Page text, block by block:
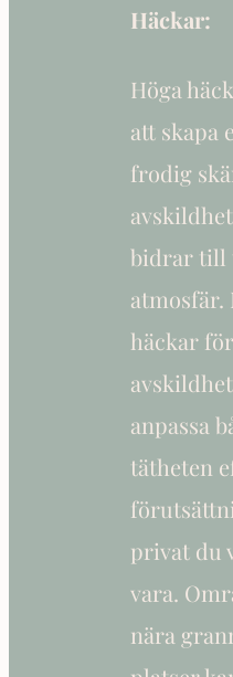
Häckar:
Höga
att skapa
frodig
bidrar till
atmosfär.
häckar
anpassa
tätheten
privat du
vara.
nära